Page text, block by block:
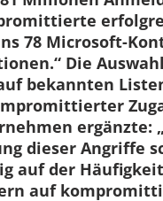
78 Microsoft-
Die
bekannten
ergänzte:
dieser Angriffe
auf der
auf